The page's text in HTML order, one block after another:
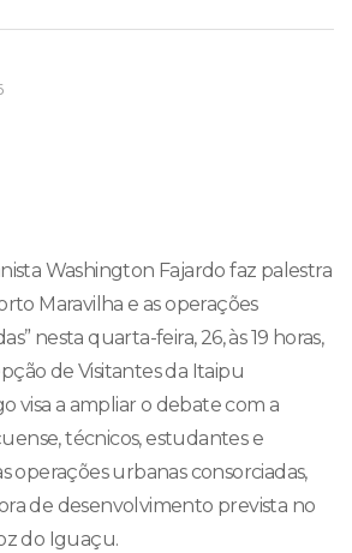
Washington Fajardo faz palestra
Maravilha e as operações
nesta quarta-feira, 26, às 19 horas,
de Visitantes da Itaipu
visa a ampliar o debate com a
técnicos, estudantes e
operações urbanas consorciadas,
de desenvolvimento prevista no
do Iguaçu.